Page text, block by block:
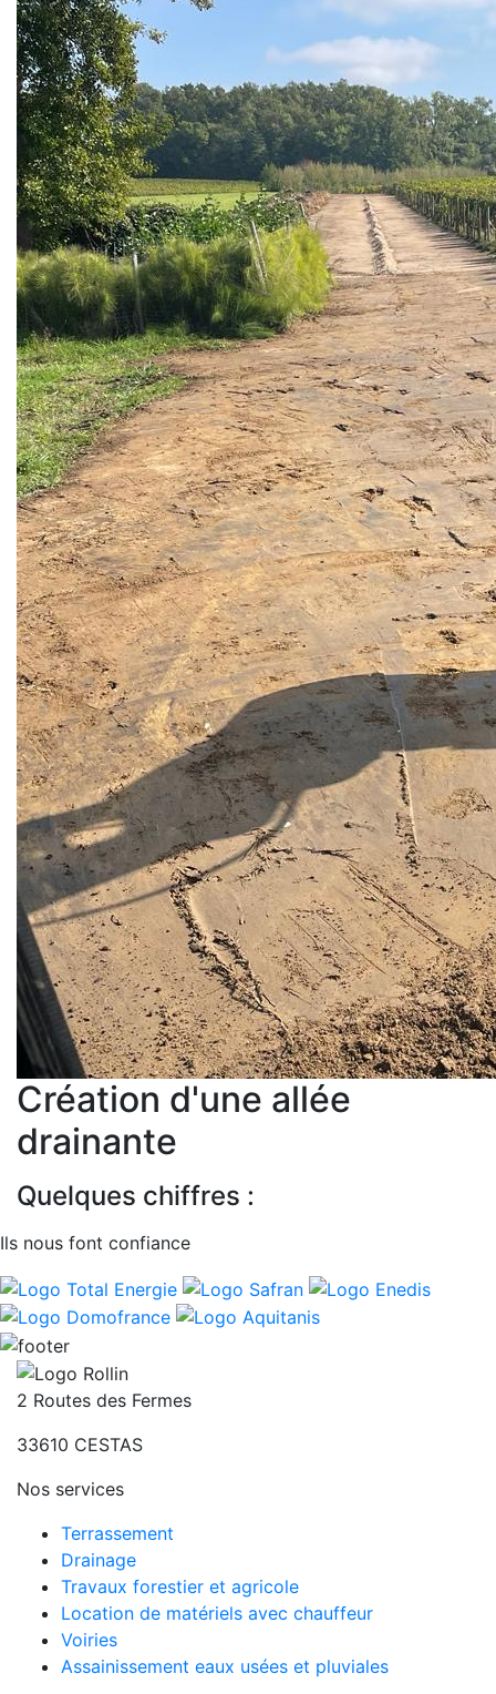
Création d'une allée
drainante
Quelques chiffres :
Ils nous font confiance
2 Routes des Fermes
33610 CESTAS
Nos services
Terrassement
Drainage
Travaux forestier et agricole
Location de matériels avec chauffeur
Voiries
Assainissement eaux usées et pluviales